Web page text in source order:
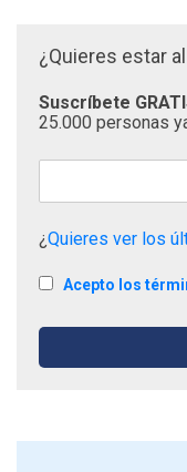
¿Quieres estar
Suscríbete
25.000 personas
¿Quieres ver los
Acepto los